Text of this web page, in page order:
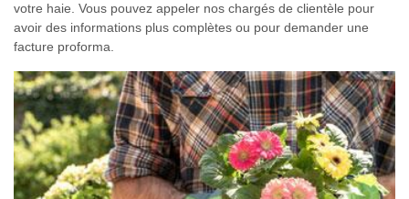
votre haie. Vous pouvez appeler nos chargés de clientèle pour
avoir des informations plus complètes ou pour demander une
facture proforma.